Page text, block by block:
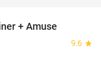
+ Amuse
9.6 star